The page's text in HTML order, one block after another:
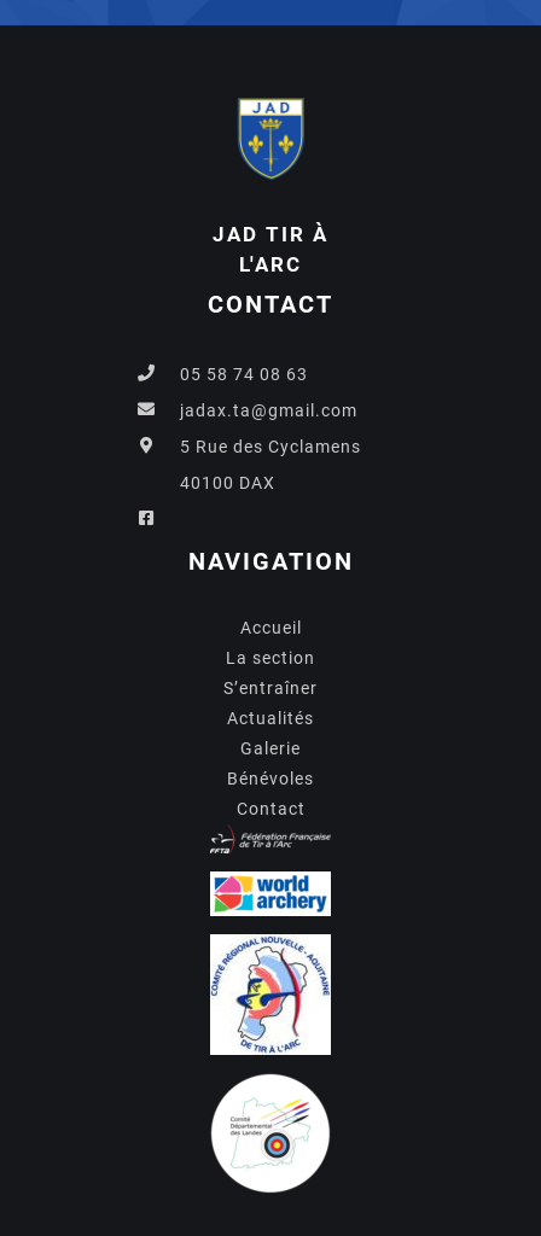
JAD TIR À
L'ARC
CONTACT
05 58 74 08 63
jadax.ta@gmail.com
5 Rue des Cyclamens
40100 DAX
NAVIGATION
Accueil
La section
S’entraîner
Actualités
Galerie
Bénévoles
Contact